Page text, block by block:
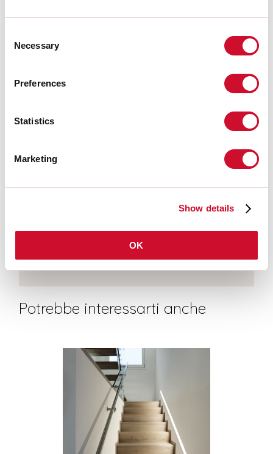
Selection
Necessary
Preferences
Statistics
Marketing
Show details
OK
Potrebbe interessarti anche